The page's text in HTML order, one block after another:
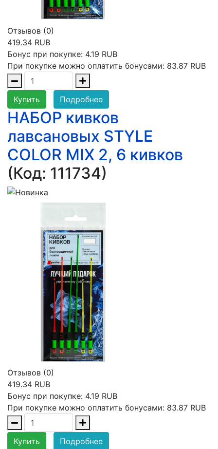
Отзывов (0)
419.34 RUB
Бонус при покупке: 4.19 RUB
При покупке можно оплатить бонусами: 83.87 RUB
Купить Подробнее
НАБОР кивков
лавсановых STYLE
COLOR MIX 2, 6 кивков
(Код: 111734)
Отзывов (0)
419.34 RUB
Бонус при покупке: 4.19 RUB
При покупке можно оплатить бонусами: 83.87 RUB
Купить Подробнее